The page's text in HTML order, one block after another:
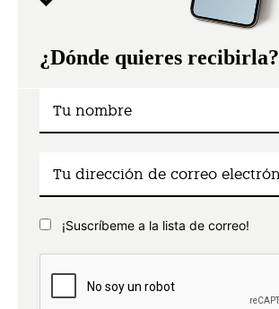
¿Dónde quieres recibirla?
¡Suscríbeme a la lista de correo!